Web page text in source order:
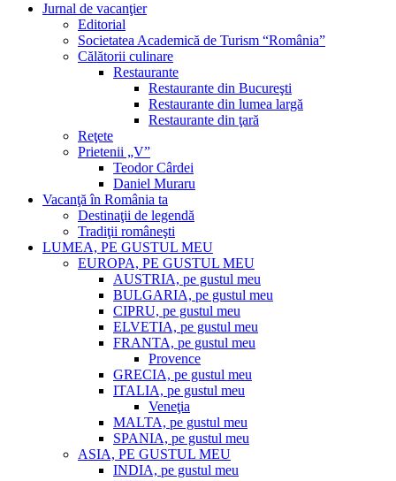
Jurnal de vacanţier
Editorial
Societatea Academică de Turism “România”
Călătorii culinare
Restaurante
Restaurante din Bucureşti
Restaurante din lumea largă
Restaurante din ţară
Reţete
Prietenii „V”
Teodor Cârdei
Daniel Muraru
Vacanţă în România ta
Destinaţii de legendă
Tradiţii româneşti
LUMEA, PE GUSTUL MEU
EUROPA, PE GUSTUL MEU
AUSTRIA, pe gustul meu
BULGARIA, pe gustul meu
CIPRU, pe gustul meu
ELVETIA, pe gustul meu
FRANTA, pe gustul meu
Provence
GRECIA, pe gustul meu
ITALIA, pe gustul meu
Veneţia
MALTA, pe gustul meu
SPANIA, pe gustul meu
ASIA, PE GUSTUL MEU
INDIA, pe gustul meu